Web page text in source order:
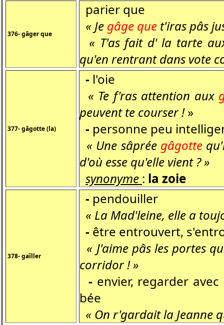
376- gâger que
parier que
« Je gâge que t'iras pâs
« T'as fait d' la tarte
qu'en rentrant dans vote
377- gâgotte (la)
- l'oie
« Te f'ras attention aux
peuvent te courser !»
- personne peu
« Une sâprée gâgotte
d'où esse qu'elle vient ? »
synonyme : la zoie
378- gaîller
- pendouiller
« La Mad'leine, elle a
- être entrouvert,
« J'aime pâs les portes
corridor ! »
- envier, regarder
bée
« On r'gardait la Jeanne